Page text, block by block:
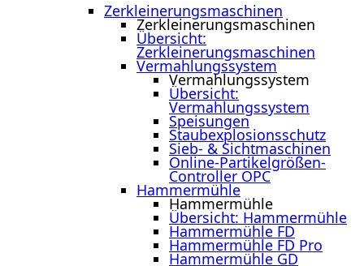
Zerkleinerungs­maschinen
Zerkleinerungs­maschinen
Übersicht:
Zerkleinerungsmaschinen
Vermahlungssystem
Vermahlungssystem
Übersicht:
Vermahlungssystem
Speisungen
Staubexplosionsschutz
Sieb- & Sichtmaschinen
Online-Partikelgrößen-
Controller OPC
Hammermühle
Hammermühle
Übersicht: Hammermühle
Hammermühle FD
Hammermühle FD Pro
Hammermühle GD